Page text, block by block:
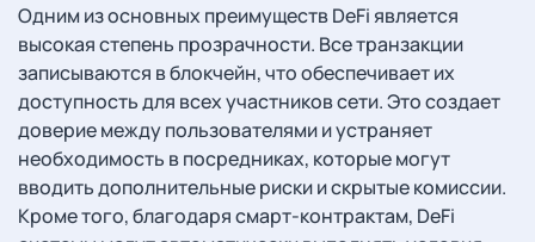
Одним из основных преимуществ DeFi является
высокая степень прозрачности. Все транзакции
записываются в блокчейн, что обеспечивает их
доступность для всех участников сети. Это создает
доверие между пользователями и устраняет
необходимость в посредниках, которые могут
вводить дополнительные риски и скрытые комиссии.
Кроме того, благодаря смарт-контрактам, DeFi